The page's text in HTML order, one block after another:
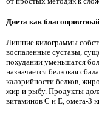
Диета как
Лишние килограммы
воспаленные суставы,
похудании уменьшатся
назначается белковая
калорийности белков,
жир и рыбу. Продукты
витаминов C и E, омега-3